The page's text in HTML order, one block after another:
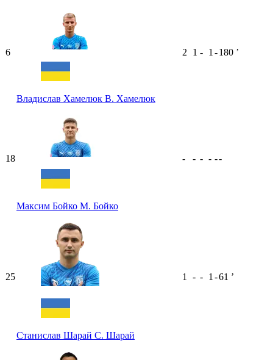
6
Владислав Хамелюк В. Хамелюк
2 1 - 1 -180 ʼ
18
Максим Бойко М. Бойко
- - - - --
25
Станислав Шарай С. Шарай
1 - - 1 -61 ʼ